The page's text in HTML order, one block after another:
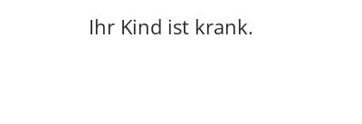
Ihr Kind ist krank.